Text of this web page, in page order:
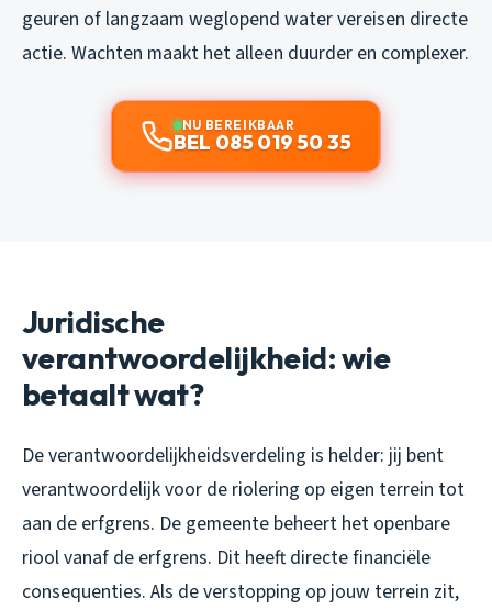
geuren of langzaam weglopend water vereisen directe
actie. Wachten maakt het alleen duurder en complexer.
NU BEREIKBAAR
BEL 085 019 50 35
Juridische
verantwoordelijkheid: wie
betaalt wat?
De verantwoordelijkheidsverdeling is helder: jij bent
verantwoordelijk voor de riolering op eigen terrein tot
aan de erfgrens. De gemeente beheert het openbare
riool vanaf de erfgrens. Dit heeft directe financiële
consequenties. Als de verstopping op jouw terrein zit,